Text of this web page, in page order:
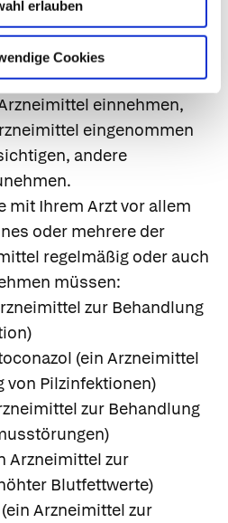
erlauben
Cookies
mit anderen Arzneimitteln
Arzt oder Apotheker,
einnehmen,
eingenommen
andere
mit Ihrem Arzt vor allem
oder mehrere der
regelmäßig oder auch
müssen:
zur Behandlung
(ein Arzneimittel
von Pilzinfektionen)
zur Behandlung
Arzneimittel zur
Blutfettwerte)
Arzneimittel zur